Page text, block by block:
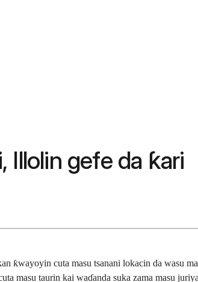
Illolin gefe da ƙari
ƙwayoyin cuta masu tsanani lokacin da wasu
masu taurin kai waɗanda suka zama masu